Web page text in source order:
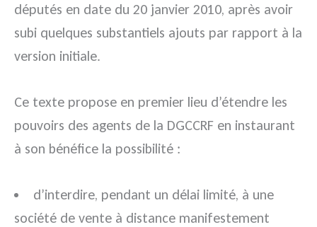
députés en date du 20 janvier 2010, après avoir
subi quelques substantiels ajouts par rapport à la
version initiale.
Ce texte propose en premier lieu d’étendre les
pouvoirs des agents de la DGCCRF en instaurant
à son bénéfice la possibilité :
d’interdire, pendant un délai limité, à une
société de vente à distance manifestement